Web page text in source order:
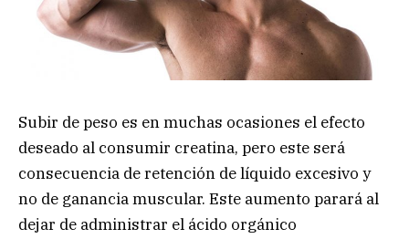
Subir de peso es en muchas ocasiones el efecto
deseado al consumir creatina, pero este será
consecuencia de retención de líquido excesivo y
no de ganancia muscular. Este aumento parará al
dejar de administrar el ácido orgánico